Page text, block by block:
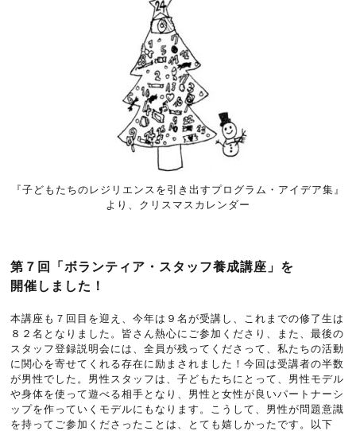
『子どもたちのレジリエンスを引き出すプログラム・アイデア集』
より、クリスマスカレンダー
第７回「ボランティア・スタッフ養成講座」を
開催しました！
本講座も７回目を迎え、今年は９名が受講し、これまでの修了生は
８２名となりました。皆さん熱心にご参加くださり、また、最後の
スタッフ登録説明会には、全員が残ってくださって、私たちの活動
に関心を寄せてくれる存在に励まされました！今回は受講者の半数
が男性でした。男性スタッフは、子どもたちにとって、男性モデル
や身体を使って遊べる相手となり、男性と女性が良いパートナーシ
ップを作っていくモデルにもなります。こうして、男性が問題意識
を持ってご参加くださったことは、とても嬉しかったです。以下